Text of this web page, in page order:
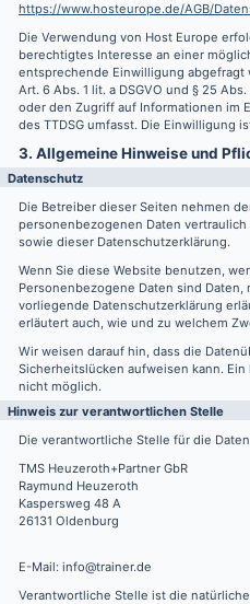
https://www.hosteurope.de/AGB/
Die Verwendung von Host Europe
berechtigtes Interesse an einer
entsprechende Einwilligung abgefragt
Art. 6 Abs. 1 lit. a DSGVO und § 25
oder den Zugriff auf Informationen im
des TTDSG umfasst. Die Einwilligung
3. Allgemeine Hinweise und
Datenschutz
Die Betreiber dieser Seiten nehmen
personenbezogenen Daten
sowie dieser Datenschutzerklärung.
Wenn Sie diese Website benutzen,
Personenbezogene Daten sind
vorliegende Datenschutzerklärung
erläutert auch, wie und zu welchem
Wir weisen darauf hin, dass die
Sicherheitslücken aufweisen kann.
nicht möglich.
Hinweis zur verantwortlichen Stelle
Die verantwortliche Stelle für die
TMS Heuzeroth+Partner GbR
Raymund Heuzeroth
Kaspersweg 48 A
26131 Oldenburg
E-Mail: info@trainer.de
Verantwortliche Stelle ist die